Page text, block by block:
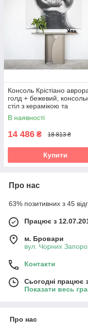
Консоль Крістіано
голд + бежевий,
стіл з керамікою та
гартованим склом для
передпокою Vetro
В наявності
14 486 ₴ 18 813 ₴
Купити
Про нас
63% позитивних з 45
Працює з
м. Бровари
вул. Чорних
Контакти
Сьогодні працює
Показати весь
Про нас